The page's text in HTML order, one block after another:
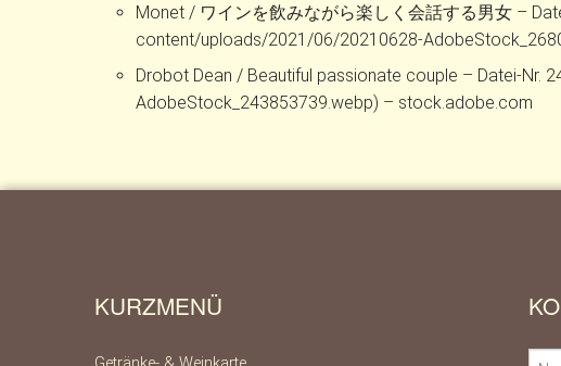
Monet / ワインを飲みながら楽しく会話する男女 –
content/uploads/2021/06/20210628-
Drobot Dean / Beautiful passionate couple – Datei-
AdobeStock_243853739.webp) – stock.adobe.com
KURZMENÜ